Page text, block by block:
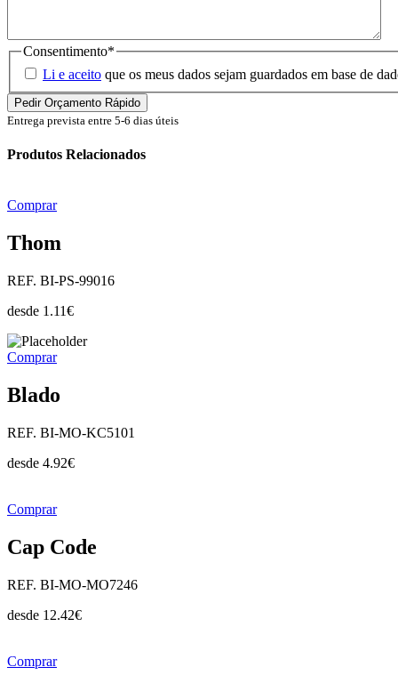
Consentimento*
Li e aceito que os meus dados sejam guardados em base de
Entrega prevista entre 5-6 dias úteis
Produtos Relacionados
Comprar
Thom
REF. BI-PS-99016
desde 1.11€
Comprar
Blado
REF. BI-MO-KC5101
desde 4.92€
Comprar
Cap Code
REF. BI-MO-MO7246
desde 12.42€
Comprar